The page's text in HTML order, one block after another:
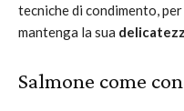
tecniche di condimento,
mantenga la sua
Salmone come